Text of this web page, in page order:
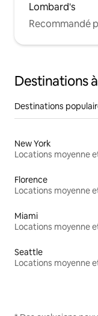
Lombard's
Recommandé
Destinations
Destinations
New York
Florence
Miami
Seattle